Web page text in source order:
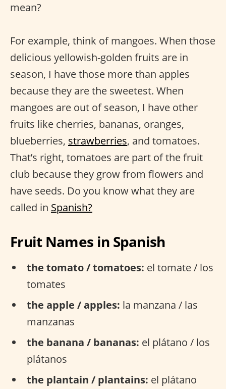
mean?
For example, think of mangoes. When those
delicious yellowish-golden fruits are in
season, I have those more than apples
because they are the sweetest. When
mangoes are out of season, I have other
fruits like cherries, bananas, oranges,
blueberries, strawberries, and tomatoes.
That’s right, tomatoes are part of the fruit
club because they grow from flowers and
have seeds. Do you know what they are
called in Spanish?
Fruit Names in Spanish
the tomato / tomatoes: el tomate / los
tomates
the apple / apples: la manzana / las
manzanas
the banana / bananas: el plátano / los
plátanos
the plantain / plantains: el plátano